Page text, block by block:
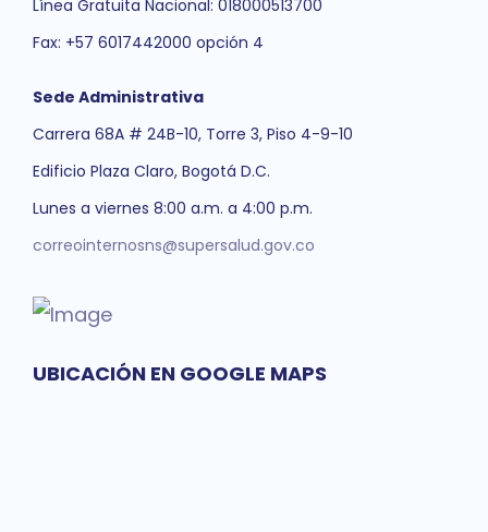
UBICACIÓN EN GOOGLE MAPS
Línea Gratuita Nacional: 018000513700
Fax: +57 6017442000 opción 4
Sede Administrativa
Carrera 68A # 24B-10, Torre 3, Piso 4-9-10
Edificio Plaza Claro, Bogotá D.C.
Lunes a viernes 8:00 a.m. a 4:00 p.m.
correointernosns@supersalud.gov.co